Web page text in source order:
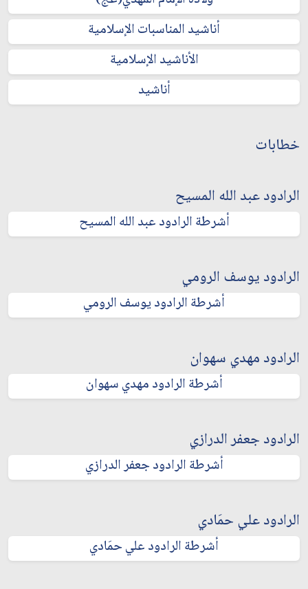
أناشيد المناسبات الإسلامية
الأناشيد الإسلامية
أناشيد
خطابات
الرادود عبد الله المسيح
أشرطة الرادود عبد الله المسيح
الرادود يوسف الرومي
أشرطة الرادود يوسف الرومي
الرادود مهدي سهوان
أشرطة الرادود مهدي سهوان
الرادود جعفر الدرازي
أشرطة الرادود جعفر الدرازي
الرادود علي حمَادي
أشرطة الرادود علي حمَادي